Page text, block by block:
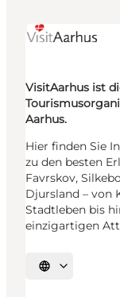
VisitAarhus ist
Aarhus.
Hier finden Sie
zu den besten
Favrskov,
Djursland – von
Stadtleben bis
einzigartigen
Sprache